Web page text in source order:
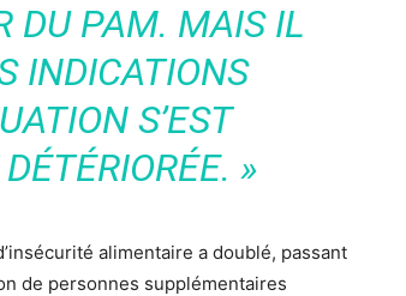
DU PAM. MAIS IL
INDICATIONS
S’EST
»
alimentaire a doublé, passant
de personnes supplémentaires